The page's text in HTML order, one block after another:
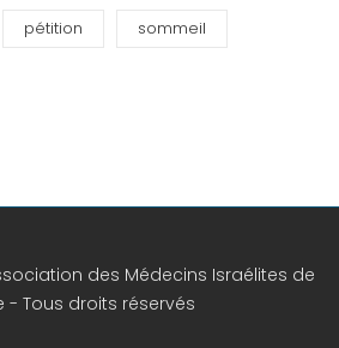
pétition sommeil
des Médecins Israélites de
- Tous droits réservés